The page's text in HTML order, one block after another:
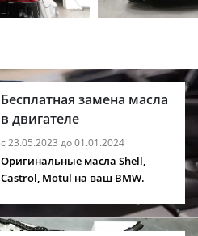
Бесплатная замена масла
в двигателе
с 23.05.2023 до 01.01.2024
Оригинальные масла Shell,
Castrol, Motul на ваш BMW.